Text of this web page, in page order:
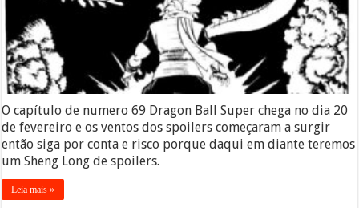
O capítulo de numero 69 Dragon Ball Super chega no dia 20
de fevereiro e os ventos dos spoilers começaram a surgir
então siga por conta e risco porque daqui em diante teremos
um Sheng Long de spoilers.
Leia mais »